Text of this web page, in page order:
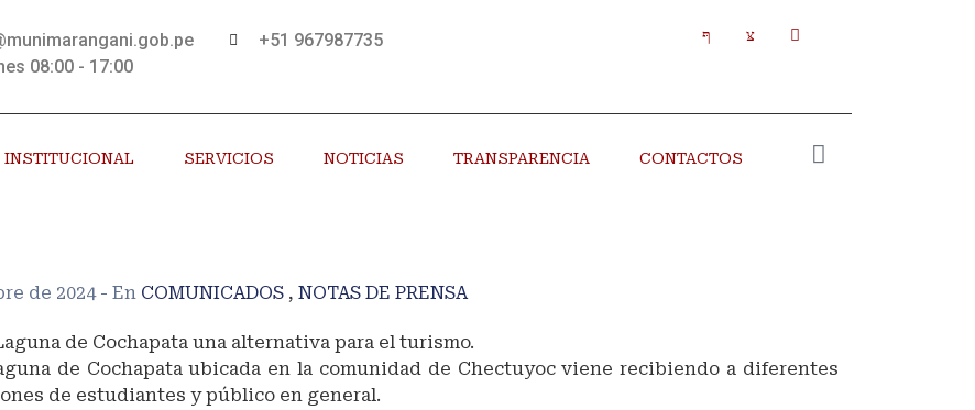
+51 967987735
08:00 - 17:00
INSTITUCIONAL SERVICIOS NOTICIAS TRANSPARENCIA CONTACTOS
de 2024 - En COMUNICADOS , NOTAS DE PRENSA
de Cochapata una alternativa para el turismo.
de Cochapata ubicada en la comunidad de Chectuyoc viene recibiendo a diferentes
de estudiantes y público en general.